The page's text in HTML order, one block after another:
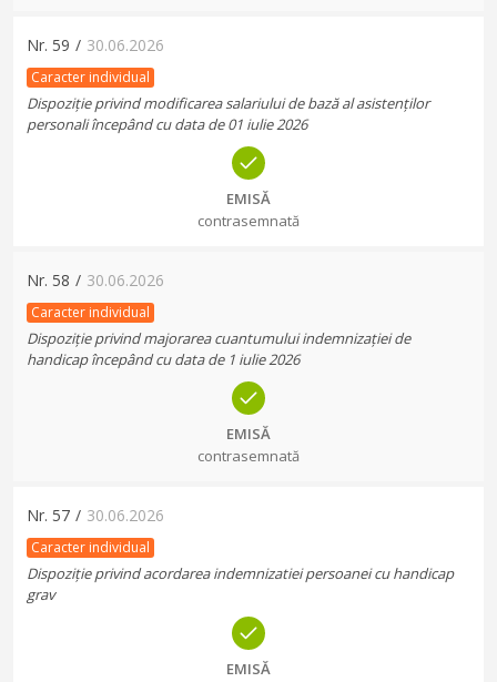
Nr. 59 / 30.06.2026
Caracter individual
Dispoziție privind modificarea salariului de bază al asistenților
personali începând cu data de 01 iulie 2026
EMISĂ
contrasemnată
Nr. 58 / 30.06.2026
Caracter individual
Dispoziție privind majorarea cuantumului indemnizației de
handicap începând cu data de 1 iulie 2026
EMISĂ
contrasemnată
Nr. 57 / 30.06.2026
Caracter individual
Dispoziție privind acordarea indemnizatiei persoanei cu handicap
grav
EMISĂ